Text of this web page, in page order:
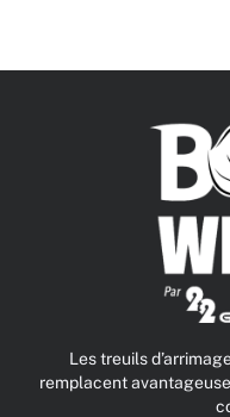
Les treuils
remplacent